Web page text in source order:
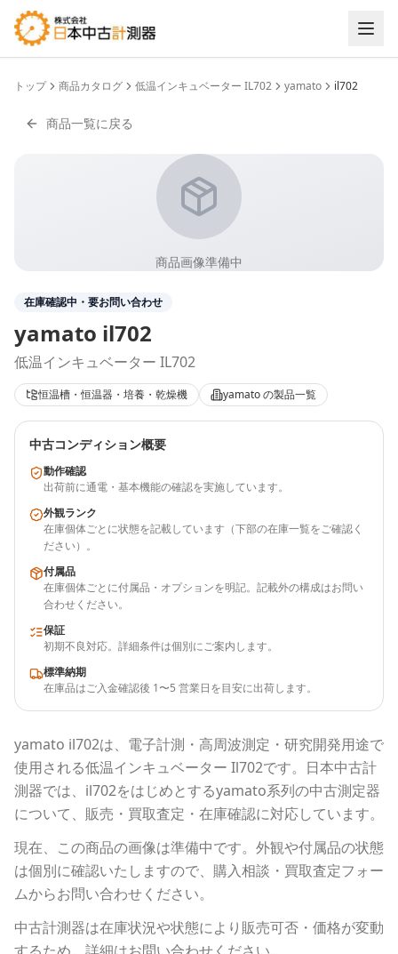
トップ 商品カタログ 低温インキュベーター IL702 yamato il702
商品一覧に戻る
商品画像準備中
在庫確認中・要お問い合わせ
yamato il702
低温インキュベーター IL702
恒温槽・恒温器・培養・乾燥機 yamatoの製品一覧
中古コンディション概要
動作確認
出荷前に通電・基本機能の確認を実施しています。
外観ランク
在庫個体ごとに状態を記載しています（下部の在庫一覧をご確認く
ださい）。
付属品
在庫個体ごとに付属品・オプションを明記。記載外の構成はお問い
合わせください。
保証
初期不良対応。詳細条件は個別にご案内します。
標準納期
在庫品はご入金確認後 1〜5 営業日を目安に出荷します。
yamato il702は、電子計測・高周波測定・研究開発用途で
使用される低温インキュベーター Il702です。 日本中古計
測器では、 il702をはじめとするyamato系列の中古測定器
について、販売・買取査定・在庫確認に対応しています。
現在、この商品の画像は準備中です。外観や付属品の状態
は個別に確認いたしますので、購入相談・買取査定フォー
ムからお問い合わせください。
中古計測器は在庫状況や状態により販売可否・価格が変動